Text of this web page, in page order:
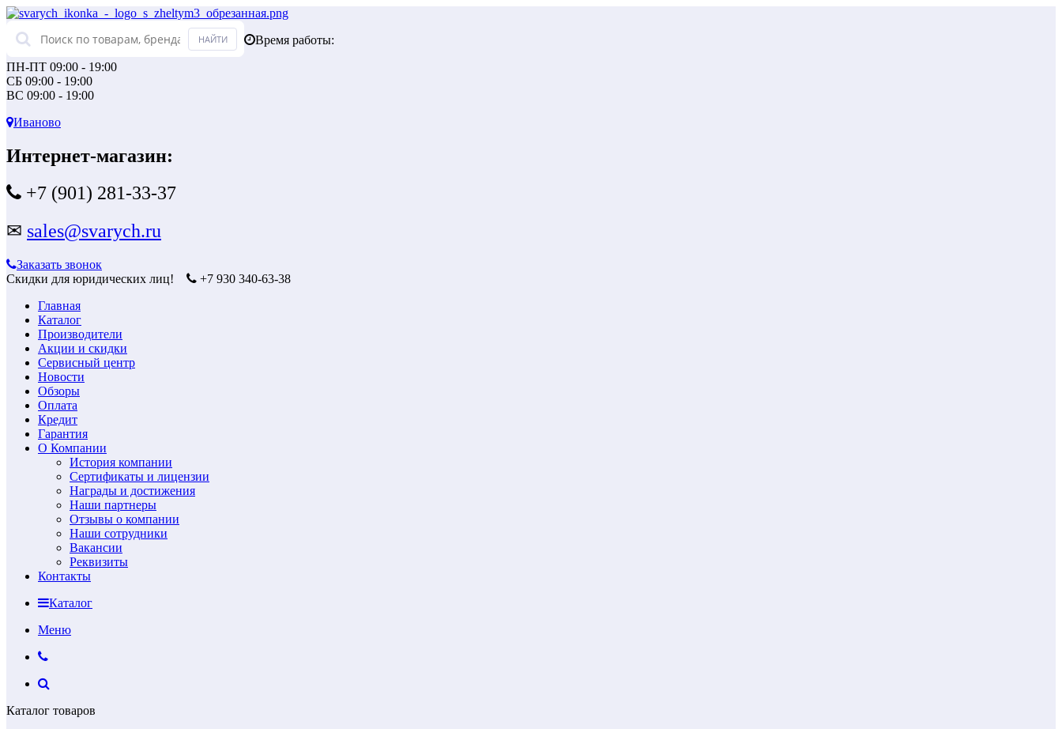
Время работы:
ПН-ПТ 09:00 - 19:00
СБ 09:00 - 19:00
ВС 09:00 - 19:00
Иваново
Интернет-магазин:
+7 (901) 281-33-37
✉ sales@svarych.ru
Заказать звонок
Скидки для юридических лиц!
+7 930 340-63-38
Главная
Каталог
Производители
Акции и скидки
Сервисный центр
Новости
Обзоры
Оплата
Кредит
Гарантия
О Компании
История компании
Сертификаты и лицензии
Награды и достижения
Наши партнеры
Отзывы о компании
Наши сотрудники
Вакансии
Реквизиты
Контакты
Каталог
Меню
Каталог товаров